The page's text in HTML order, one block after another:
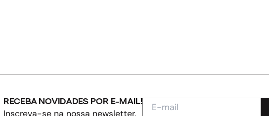
RECEBA NOVIDADES POR E-MAIL!
Inscreva-se na nossa newsletter.